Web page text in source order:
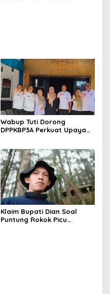
Wabup Tuti Dorong
DPPKBP3A Perkuat Upaya
Keluarga
Klaim Bupati Dian Soal
Puntung Rokok Picu